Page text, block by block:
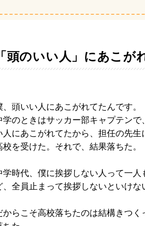
「頭のいい人」にあこ
、頭いい人にあこがれてたんです。
学のときはサッカー部キャプテン
人にあこがれてたから、担任の先
校を受けた。それで、結果落ちた。
学時代、僕に挨拶しない人って一
、全員止まって挨拶しないといけ
からこそ高校落ちたのは結構きつ